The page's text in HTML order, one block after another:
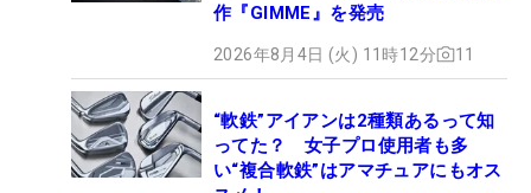
作『GIMME』を発売
2026年8月4日 (火) 11時12分 11
“軟鉄”アイアンは2種類あるって知
ってた？ 女子プロ使用者も多
い“複合軟鉄”はアマチュアにもオス